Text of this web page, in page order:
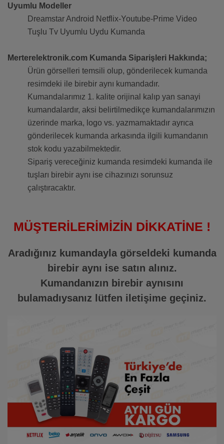
Uyumlu Modeller
Dreamstar Android Netflix-Youtube-Prime Video
Tuşlu Tv Uyumlu Uydu Kumanda
Merterelektronik.com Kumanda Siparişleri Hakkında;
Ürün görselleri temsili olup, gönderilecek kumanda
resimdeki ile birebir aynı kumandadır.
Kumandalarımız 1. kalite orijinal kalıp yan sanayi
kumandalardır, aksi belirtilmedikçe kumandalarımızın
üzerinde marka, logo vs. yazmamaktadır ayrıca
gönderilecek kumanda arkasında ilgili kumandanın
stok kodu yazabilmektedir.
Sipariş vereceğiniz kumanda resimdeki kumanda ile
tuşları birebir aynı ise cihazınızı sorunsuz
çalıştıracaktır.
MÜŞTERİLERİMİZİN DİKKATİNE !
Aradığınız kumandayla görseldeki kumanda
birebir aynı ise satın alınız.
Kumandanızın birebir aynısını
bulamadıysanız lütfen iletişime geçiniz.